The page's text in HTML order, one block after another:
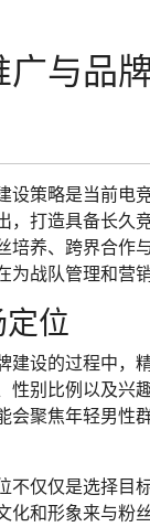
广与品
设策略是当前电
，打造具备长久
培养、跨界合作
为战队管理和营
位
建设的过程中，
性别比例以及兴
会聚焦年轻男性
不仅仅是选择目
化和形象来与粉